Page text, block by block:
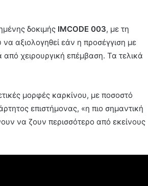
δοκιμής IMCODE 003, με τη
αξιολογηθεί εάν η προσέγγιση με
από χειρουργική επέμβαση. Τα τελικά
μορφές καρκίνου, με ποσοστό
επιστήμονας, «η πιο σημαντική
να ζουν περισσότερο από εκείνους